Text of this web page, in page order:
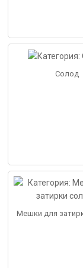
Солод
Мешки для